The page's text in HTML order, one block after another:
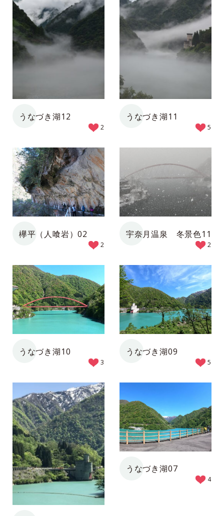
うなづき湖12
2
うなづき湖11
5
欅平（人喰岩）02
2
宇奈月温泉 冬景色11
2
うなづき湖10
3
うなづき湖09
5
うなづき湖07
4